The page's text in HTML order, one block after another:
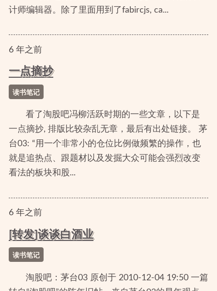
计师编辑器。除了里面用到了fabircjs, ca...
6年之前
一点摘抄
读书笔记
看了淘股吧冯柳活跃时期的一些文章，以下是
一点摘抄, 排版比较杂乱无章，最后有出处链接。 茅
台03: “用一个非常小的仓位比例做频繁的操作，也
就是追热点、跟题材以及发掘大众可能会强烈改变
看法的板块和股...
6年之前
[转发]谈谈白酒业
读书笔记
淘股吧：茅台03 原创于 2010-12-04 19:50 一篇